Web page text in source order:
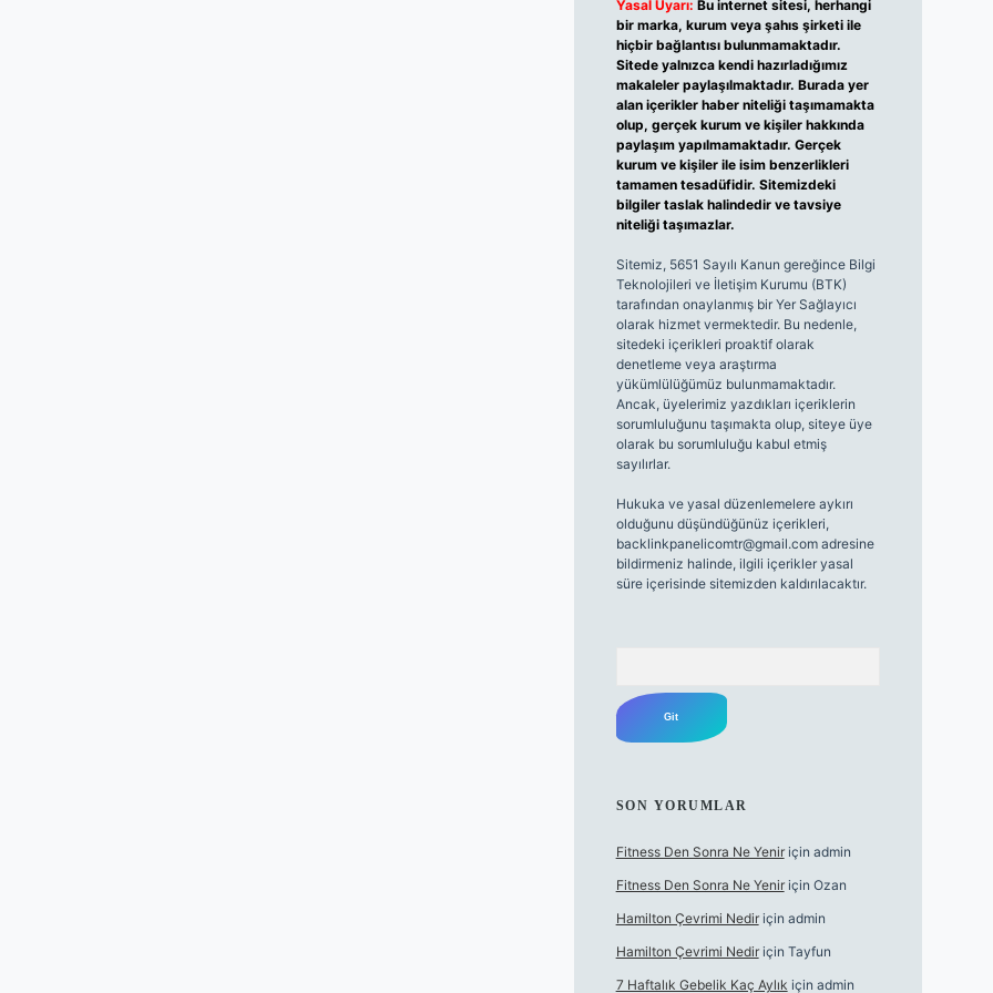
Yasal Uyarı: Bu internet sitesi, herhangi
bir marka, kurum veya şahıs şirketi ile
hiçbir bağlantısı bulunmamaktadır.
Sitede yalnızca kendi hazırladığımız
makaleler paylaşılmaktadır. Burada yer
alan içerikler haber niteliği taşımamakta
olup, gerçek kurum ve kişiler hakkında
paylaşım yapılmamaktadır. Gerçek
kurum ve kişiler ile isim benzerlikleri
tamamen tesadüfidir. Sitemizdeki
bilgiler taslak halindedir ve tavsiye
niteliği taşımazlar.
Sitemiz, 5651 Sayılı Kanun gereğince Bilgi
Teknolojileri ve İletişim Kurumu (BTK)
tarafından onaylanmış bir Yer Sağlayıcı
olarak hizmet vermektedir. Bu nedenle,
sitedeki içerikleri proaktif olarak
denetleme veya araştırma
yükümlülüğümüz bulunmamaktadır.
Ancak, üyelerimiz yazdıkları içeriklerin
sorumluluğunu taşımakta olup, siteye üye
olarak bu sorumluluğu kabul etmiş
sayılırlar.
Hukuka ve yasal düzenlemelere aykırı
olduğunu düşündüğünüz içerikleri,
backlinkpanelicomtr@gmail.comadresine
bildirmeniz halinde, ilgili içerikler yasal
süre içerisinde sitemizden kaldırılacaktır.
SON YORUMLAR
Fitness Den Sonra Ne Yeniriçin admin
Fitness Den Sonra Ne Yeniriçin Ozan
Hamilton Çevrimi Nediriçin admin
Hamilton Çevrimi Nediriçin Tayfun
7 Haftalık Gebelik Kaç Aylık için admin